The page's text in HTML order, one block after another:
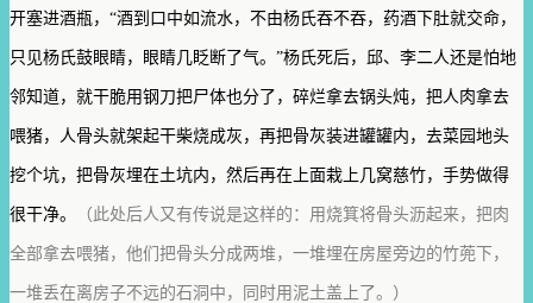
开塞进酒瓶，“酒到口中如流水，不由杨氏吞不吞，药酒下肚就交命，
只见杨氏鼓眼睛，眼睛几眨断了气。”杨氏死后，邱、李二人还是怕地
邻知道，就干脆用钢刀把尸体也分了，碎烂拿去锅头炖，把人肉拿去
喂猪，人骨头就架起干柴烧成灰，再把骨灰装进罐罐内，去菜园地头
挖个坑，把骨灰埋在土坑内，然后再在上面栽上几窝慈竹，手势做得
很干净。 （此处后人又有传说是这样的：用烧箕将骨头沥起来，把肉
全部拿去喂猪，他们把骨头分成两堆，一堆埋在房屋旁边的竹蔸下，
一堆丢在离房子不远的石洞中，同时用泥土盖上了。）